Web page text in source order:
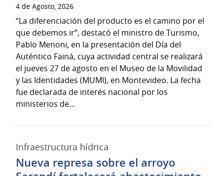
4 de Agosto, 2026
“La diferenciación del producto es el camino por el
que debemos ir”, destacó el ministro de Turismo,
Pablo Menoni, en la presentación del Día del
Auténtico Fainá, cuya actividad central se realizará
el jueves 27 de agosto en el Museo de la Movilidad
y las Identidades (MUMI), en Montevideo. La fecha
fue declarada de interés nacional por los
ministerios de...
Infraestructura hídrica
Nueva represa sobre el arroyo